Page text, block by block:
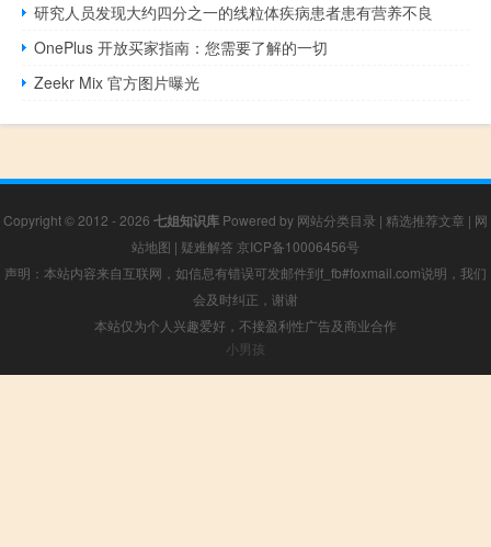
研究人员发现大约四分之一的线粒体疾病患者患有营养不良
OnePlus 开放买家指南：您需要了解的一切
Zeekr Mix 官方图片曝光
Copyright © 2012 - 2026 七姐知识库 Powered by 网站分类目录 | 精选推荐文章 | 网
站地图 | 疑难解答 京ICP备10006456号
声明：本站内容来自互联网，如信息有错误可发邮件到f_fb#foxmail.com说明，我们
会及时纠正，谢谢
本站仅为个人兴趣爱好，不接盈利性广告及商业合作
小男孩